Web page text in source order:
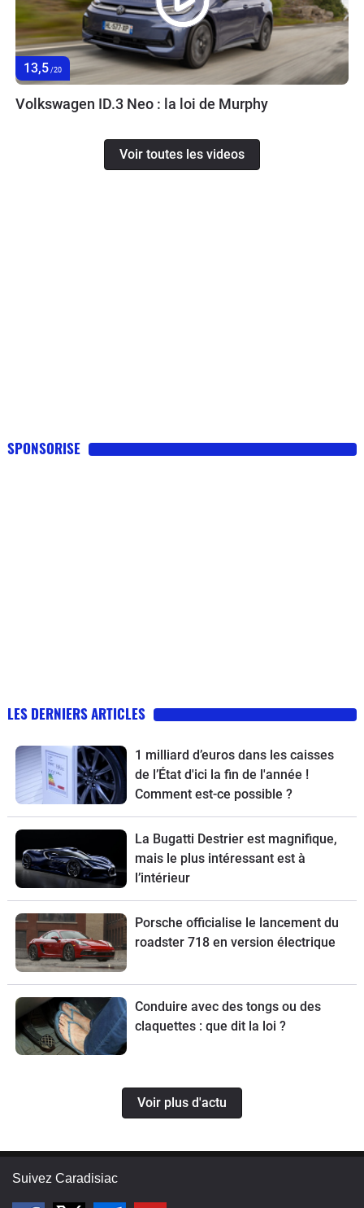
13,5 /20
Volkswagen ID.3 Neo : la loi de Murphy
Voir toutes les videos
SPONSORISE
LES DERNIERS ARTICLES
1 milliard d’euros dans les caisses
de l’État d'ici la fin de l'année !
Comment est-ce possible ?
La Bugatti Destrier est magnifique,
mais le plus intéressant est à
l’intérieur
Porsche officialise le lancement du
roadster 718 en version électrique
Conduire avec des tongs ou des
claquettes : que dit la loi ?
Voir plus d'actu
Suivez Caradisiac